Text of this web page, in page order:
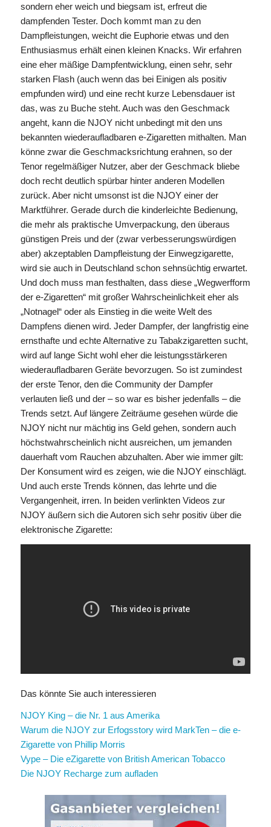
sondern eher weich und biegsam ist, erfreut die
dampfenden Tester. Doch kommt man zu den
Dampfleistungen, weicht die Euphorie etwas und den
Enthusiasmus erhält einen kleinen Knacks. Wir erfahren
eine eher mäßige Dampfentwicklung, einen sehr, sehr
starken Flash (auch wenn das bei Einigen als positiv
empfunden wird) und eine recht kurze Lebensdauer ist
das, was zu Buche steht. Auch was den Geschmack
angeht, kann die NJOY nicht unbedingt mit den uns
bekannten wiederaufladbaren e-Zigaretten mithalten. Man
könne zwar die Geschmacksrichtung erahnen, so der
Tenor regelmäßiger Nutzer, aber der Geschmack bliebe
doch recht deutlich spürbar hinter anderen Modellen
zurück. Aber nicht umsonst ist die NJOY einer der
Marktführer. Gerade durch die kinderleichte Bedienung,
die mehr als praktische Umverpackung, den überaus
günstigen Preis und der (zwar verbesserungswürdigen
aber) akzeptablen Dampfleistung der Einwegzigarette,
wird sie auch in Deutschland schon sehnsüchtig erwartet.
Und doch muss man festhalten, dass diese „Wegwerfform
der e-Zigaretten“ mit großer Wahrscheinlichkeit eher als
„Notnagel“ oder als Einstieg in die weite Welt des
Dampfens dienen wird. Jeder Dampfer, der langfristig eine
ernsthafte und echte Alternative zu Tabakzigaretten sucht,
wird auf lange Sicht wohl eher die leistungsstärkeren
wiederaufladbaren Geräte bevorzugen. So ist zumindest
der erste Tenor, den die Community der Dampfer
verlauten ließ und der – so war es bisher jedenfalls – die
Trends setzt. Auf längere Zeiträume gesehen würde die
NJOY nicht nur mächtig ins Geld gehen, sondern auch
höchstwahrscheinlich nicht ausreichen, um jemanden
dauerhaft vom Rauchen abzuhalten. Aber wie immer gilt:
Der Konsument wird es zeigen, wie die NJOY einschlägt.
Und auch erste Trends können, das lehrte und die
Vergangenheit, irren. In beiden verlinkten Videos zur
NJOY äußern sich die Autoren sich sehr positiv über die
elektronische Zigarette:
Das könnte Sie auch interessieren
NJOY King – die Nr. 1 aus Amerika
Warum die NJOY zur Erfogsstory wird MarkTen – die e-
Zigarette von Phillip Morris
Vype – Die eZigarette von British American Tobacco
Die NJOY Recharge zum aufladen